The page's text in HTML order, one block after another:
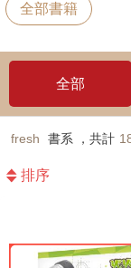
全部書籍
全部
fresh 書系 ，共計
排序